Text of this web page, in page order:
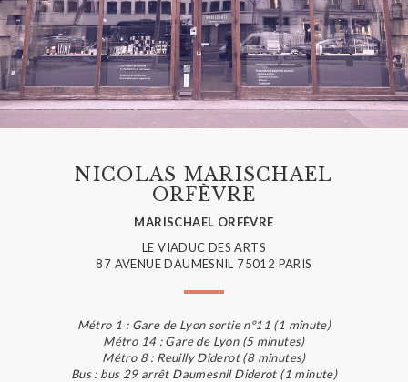
NICOLAS MARISCHAEL
ORFÈVRE
MARISCHAEL ORFÈVRE
LE VIADUC DES ARTS
87 AVENUE DAUMESNIL 75012 PARIS
Métro 1 : Gare de Lyon sortie n°11 (1 minute)
Métro 14 : Gare de Lyon (5 minutes)
Métro 8 : Reuilly Diderot (8 minutes)
Bus : bus 29 arrêt Daumesnil Diderot (1 minute)